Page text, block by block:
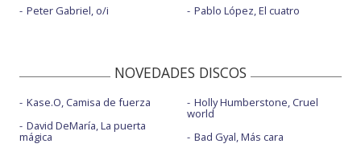
Peter Gabriel, o/i
Pablo López, El cuatro
NOVEDADES DISCOS
Kase.O, Camisa de fuerza
David DeMaría, La puerta
mágica
Holly Humberstone, Cruel
world
Bad Gyal, Más cara